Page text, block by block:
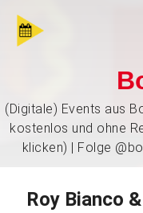
(Digitale) Events aus
kostenlos und ohne
klicken) | Folge
Roy Bianco